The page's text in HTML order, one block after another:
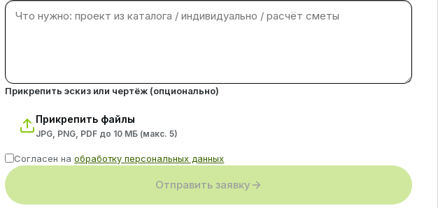
Прикрепить эскиз или чертёж (опционально)
Прикрепить файлы
JPG, PNG, PDF до 10 МБ (макс.5)
Согласен наобработку персональных данных
Отправить заявку